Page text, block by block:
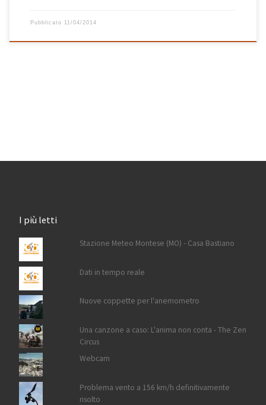
Pubblicato 11/04/2014
I più letti
Stazione Meteo Montese (MO) - Casa Bastiano
Dati in tempo reale
Nuove coppette per l'anemometro
Una canzone a caso: L'anima non conta - The Zen
Circus
Webcam
Problema vento a 156 km/h definitivamente
risolto